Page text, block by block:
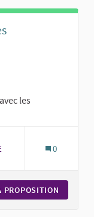
les
0
PROPOSITION